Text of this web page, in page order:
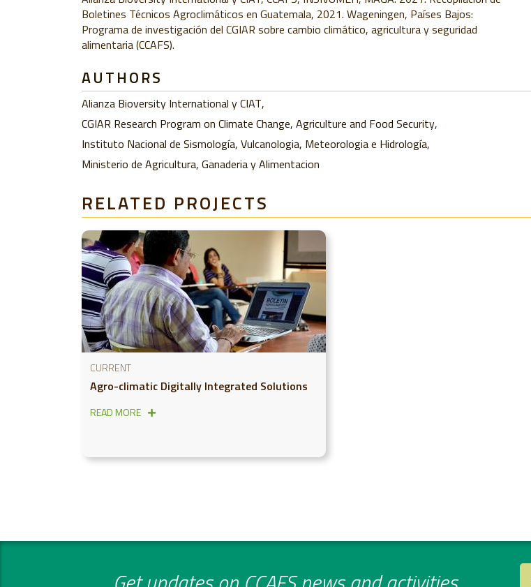
Boletines Técnicos Agroclimáticos en Guatemala, 2021. Wageningen, Países Bajos:
Programa de investigación del CGIAR sobre cambio climático, agricultura y seguridad
alimentaria (CCAFS).
AUTHORS
Alianza Bioversity International y CIAT
CGIAR Research Program on Climate Change, Agriculture and Food Security
Instituto Nacional de Sismología, Vulcanologia, Meteorologia e Hidrología
Ministerio de Agricultura, Ganaderia y Alimentacion
RELATED PROJECTS
CURRENT
Agro-climatic Digitally Integrated Solutions
READ MORE